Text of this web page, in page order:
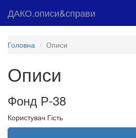
ДАКО.описи&справи
Головна Описи
Описи
Фонд Р-38
Користувач Гість